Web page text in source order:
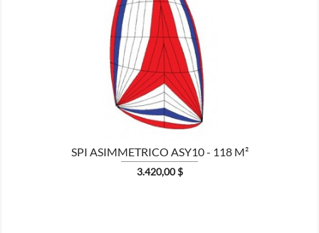
SPI ASIMMETRICO ASY10 - 118 M²
Prezzo
3.420,00 $
